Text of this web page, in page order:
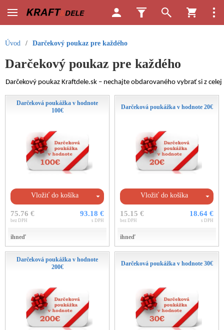
Úvod / Darčekový poukaz pre každého
Darčekový poukaz pre každého
Darčekový poukaz Kraftdele.sk – nechajte obdarovaného vybrať si z
Darčeková poukážka v hodnote
100€
Vložiť do košíka
75.76 €
bez DPH
93.18 €
s DPH
ihneď
Darčeková poukážka v hodnote 20€
Vložiť do košíka
15.15 €
bez DPH
18.64 €
s DPH
ihneď
Darčeková poukážka v hodnote
200€
Darčeková poukážka v hodnote 30€